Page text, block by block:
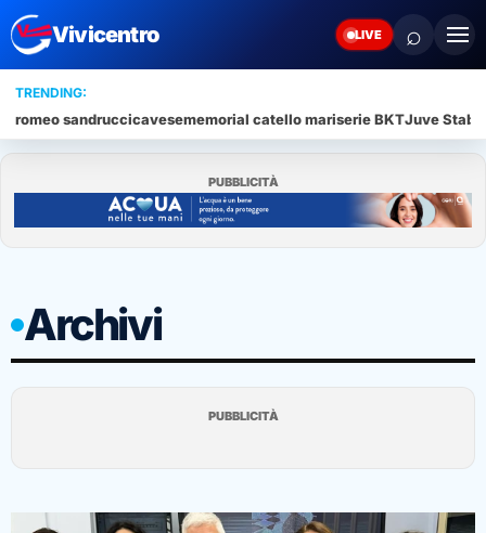
Vivicentro LIVE ⌕
TRENDING:
romeo sandruccicavesememorial catello mariserie BKTJuve
PUBBLICITÀ
Archivi
PUBBLICITÀ